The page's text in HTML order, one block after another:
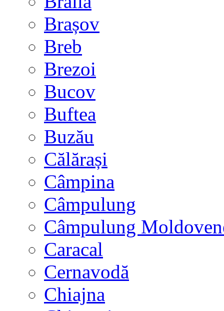
Brașov
Breb
Brezoi
Bucov
Buftea
Buzău
Călărași
Câmpina
Câmpulung
Câmpulung
Caracal
Cernavodă
Chiajna